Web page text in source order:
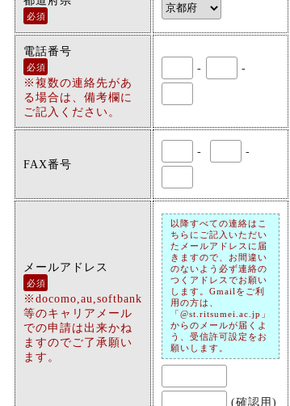
必須
電話番号
必須
※複数の連絡先があ
る場合は、備考欄に
ご記入ください。
- -
FAX番号
- -
メールアドレス
必須
※docomo,au,softbank
等のキャリアメール
での申請は出来かね
ますのでご了承願い
ます。
以降すべての連絡はこ
ちらにご記入いただい
たメールアドレスに届
きますので、お間違い
のないよう必ず連絡の
つくアドレスでお願い
します。Gmailをご利
用の方は、
「@st.ritsumei.ac.jp」
からのメールが届くよ
う、受信許可設定をお
願いします。
(確認用)